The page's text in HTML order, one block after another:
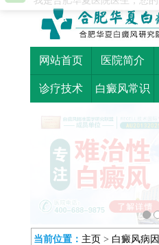
网站首页 医院简介
诊疗技术 白癜风常识
当前位置： 主页 > 白癜风病因